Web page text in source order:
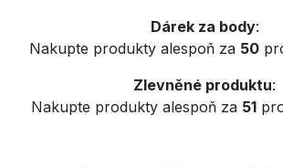
Dárek za body:
Nakupte produkty alespoň za 50
Zlevněné produktu:
Nakupte produkty alespoň za 51